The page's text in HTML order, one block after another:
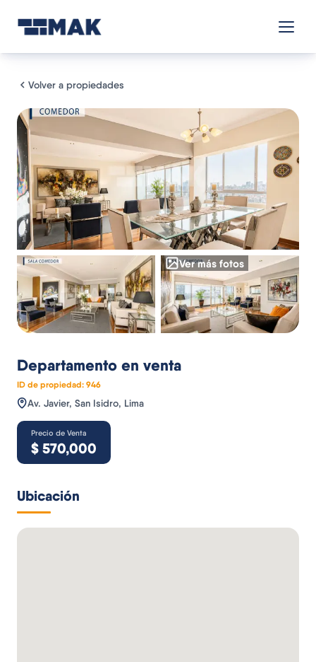
Volver a propiedades
Ver más fotos
Departamento en venta
ID de propiedad: 946
Av. Javier, San Isidro, Lima
Precio de Venta
$ 570,000
Ubicación